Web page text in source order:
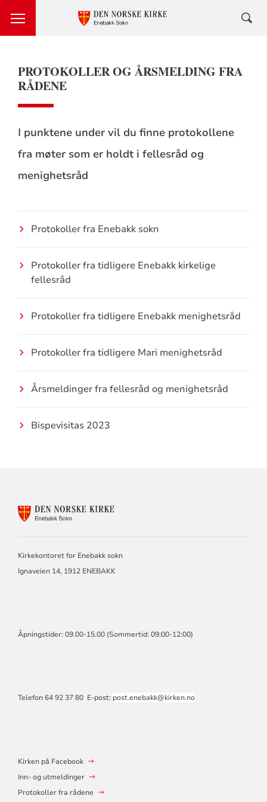
PROTOKOLLER OG ÅRSMELDING FRA
RÅDENE
I punktene under vil du finne protokollene
fra møter som er holdt i fellesråd og
menighetsråd
Protokoller fra Enebakk sokn
Protokoller fra tidligere Enebakk kirkelige
fellesråd
Protokoller fra tidligere Enebakk menighetsråd
Protokoller fra tidligere Mari menighetsråd
Årsmeldinger fra fellesråd og menighetsråd
Bispevisitas 2023
Kirkekontoret for Enebakk sokn
Ignaveien 14, 1912 ENEBAKK
Åpningstider: 09.00-15.00 (Sommertid: 09:00-12:00)
Telefon 64 92 37 80 E-post: post.enebakk@kirken.no
Kirken på Facebook
Inn- og utmeldinger
Protokoller fra rådene